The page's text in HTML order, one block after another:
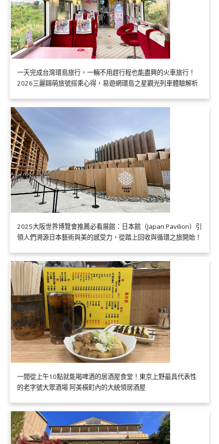
一天完成台灣環島旅行，一輛不用趕行程也能盡興的火車旅行！
2026三麗鷗萌旅號搭乘心得，易遊網環島之星觀光列車體驗解析
2025大阪世界博覽會推薦必看展館：日本館（Japan Pavilion）引
領人們溯源日本藝術與美的感受力，從踏上回收與循環之旅開始！
一間從上午10點就能喝啤酒的居酒屋食堂！東京上野最具代表性
的老字號大眾酒場 阿美橫町內的大統領居酒屋